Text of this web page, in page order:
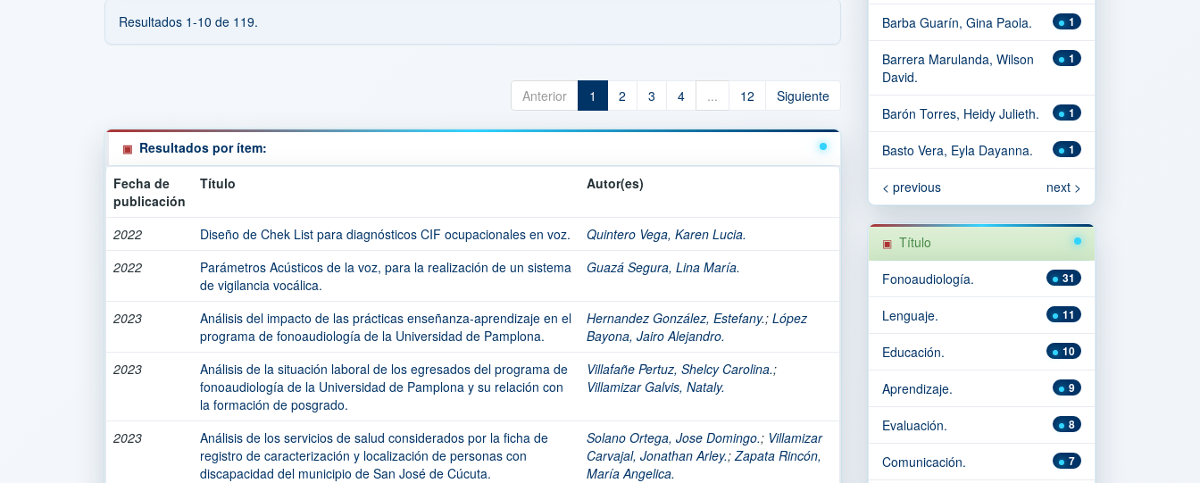
Resultados 1-10 de 119.
Anterior 1 2 3 4 ... 12 Siguiente
Resultados por ítem:
Fecha de
publicación
Título Autor(es)
2022 Diseño de Chek List para diagnósticos CIF ocupacionales en voz.
Quintero Vega, Karen Lucia.
2022
Parámetros Acústicos de la voz, para la realización de un sistema
de vigilancia vocálica.
Guazá Segura, Lina María.
2023
Análisis del impacto de las prácticas enseñanza-aprendizaje en el
programa de fonoaudiología de la Universidad de Pamplona.
Hernandez González, Estefany.; López
Bayona, Jairo Alejandro.
2023
Análisis de la situación laboral de los egresados del programa de
fonoaudiología de la Universidad de Pamplona y su relación con
la formación de posgrado.
Villafañe Pertuz, Shelcy Carolina.;
Villamizar Galvis, Nataly.
2023
Análisis de los servicios de salud considerados por la ficha de
registro de caracterización y localización de personas con
discapacidad del municipio de San José de Cúcuta.
Solano Ortega, Jose Domingo.; Villamizar
Carvajal, Jonathan Arley.;Zapata Rincón,
María Angelica.
1
Barba Guarín, Gina Paola.
1
Barrera Marulanda, Wilson
David.
1
Barón Torres, Heidy Julieth.
1
Basto Vera, Eyla Dayanna.
< previous next >
Título
31
Fonoaudiología.
11
Lenguaje.
10
Educación.
9
Aprendizaje.
8
Evaluación.
7
Comunicación.